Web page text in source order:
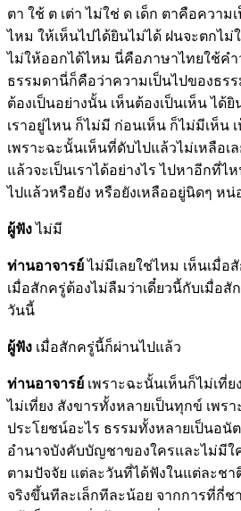
ตา ใช้ ต เต่า ไม่ใช่ ด เด็ก ตาคือความ
ไหม ให้เห็นไปได้ยินไม่ได้ ฝนจะตกไ
ไม่ให้ออกได้ไหม นี่คือภาษาไทยใช้คำ
ธรรมดานี่ก็คือว่าความเป็นไปของธ
ต้องเป็นอย่างนั้น เห็นต้องเป็นเห็น ได้
เราอยู่ไหน ก็ไม่มี ก่อนเห็น ก็ไม่มีเห็น
เพราะฉะนั้นเห็นที่ดับไปแล้วไม่เหลือเ
แล้วจะเป็นเราได้อย่างไร ไปหาอีกที่
ไปแล้วหรือยัง หรือยังเหลืออยู่นิดๆ หน่
ผู้ฟังไม่มี
ท่านอาจารย์ไม่มีเลยใช่ไหม เห็นเมื่อ
เมื่อสักครู่ต้องไม่ลืมว่าเดี๋ยวนี้กับเมื่อ
วันนี้
ผู้ฟัง เมื่อสักครู่นี้ก็ผ่านไปแล้ว
ท่านอาจารย์ เพราะฉะนั้นเห็นก็ไม่เที่
ไม่เที่ยง สังขารทั้งหลายเป็นทุกข์ เพร
ประโยชน์อะไร ธรรมทั้งหลายเป็นอนั
อำนาจบังคับบัญชาของใครและไม่มีใ
ตามปัจจัย แต่ละวันที่ได้ฟังในแต่ละช
จริงขึ้นทีละเล็กทีละน้อย จากการที่กี่